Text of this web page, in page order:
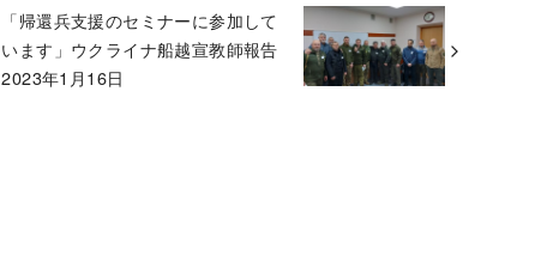
「帰還兵支援のセミナーに参加して
います」ウクライナ船越宣教師報告
2023年1月16日